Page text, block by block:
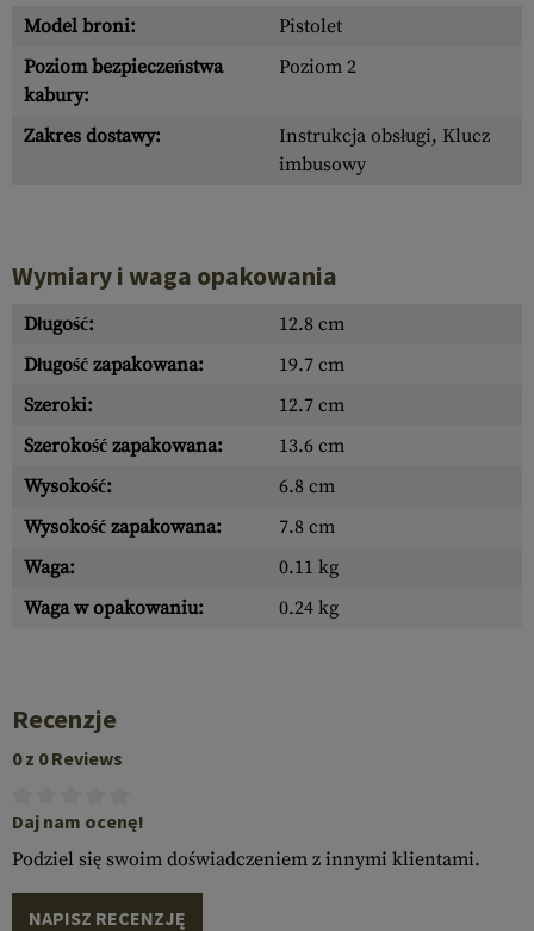
Model broni:
Pistolet
Poziom bezpieczeństwa
kabury:
Poziom 2
Zakres dostawy:
Instrukcja obsługi, Klucz
imbusowy
Wymiary i waga opakowania
Długość:
12.8 cm
Długość zapakowana:
19.7 cm
Szeroki:
12.7 cm
Szerokość zapakowana:
13.6 cm
Wysokość:
6.8 cm
Wysokość zapakowana:
7.8 cm
Waga:
0.11 kg
Waga w opakowaniu:
0.24 kg
Recenzje
0 z 0 Reviews
Daj nam ocenę!
Podziel się swoim doświadczeniem z innymi klientami.
NAPISZ RECENZJĘ